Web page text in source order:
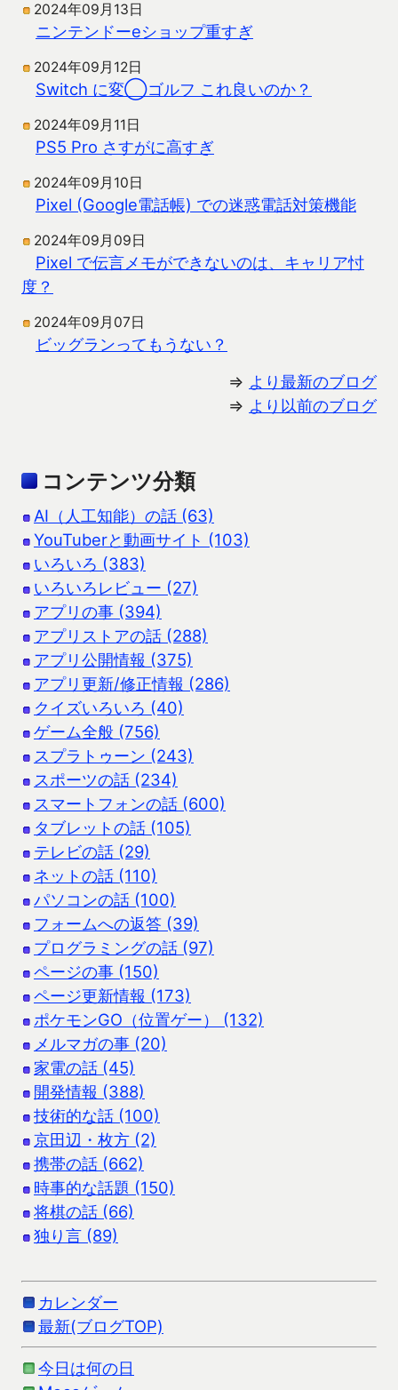
2024年09月13日
ニンテンドーeショップ重すぎ
2024年09月12日
Switch に変◯ゴルフ これ良いのか？
2024年09月11日
PS5 Pro さすがに高すぎ
2024年09月10日
Pixel (Google電話帳) での迷惑電話対策機能
2024年09月09日
Pixel で伝言メモができないのは、キャリア忖
度？
2024年09月07日
ビッグランってもうない？
⇒ より最新のブログ
⇒ より以前のブログ
コンテンツ分類
AI（人工知能）の話 (63)
YouTuberと動画サイト (103)
いろいろ (383)
いろいろレビュー (27)
アプリの事 (394)
アプリストアの話 (288)
アプリ公開情報 (375)
アプリ更新/修正情報 (286)
クイズいろいろ (40)
ゲーム全般 (756)
スプラトゥーン (243)
スポーツの話 (234)
スマートフォンの話 (600)
タブレットの話 (105)
テレビの話 (29)
ネットの話 (110)
パソコンの話 (100)
フォームへの返答 (39)
プログラミングの話 (97)
ページの事 (150)
ページ更新情報 (173)
ポケモンGO（位置ゲー） (132)
メルマガの事 (20)
家電の話 (45)
開発情報 (388)
技術的な話 (100)
京田辺・枚方 (2)
携帯の話 (662)
時事的な話題 (150)
将棋の話 (66)
独り言 (89)
カレンダー
最新(ブログTOP)
今日は何の日